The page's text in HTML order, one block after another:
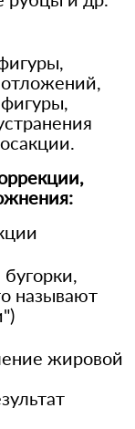
называют
жировой